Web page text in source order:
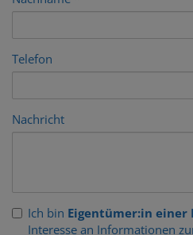
Telefon
Nachricht
Ich bin Eigentümer:in
Interesse an Informationen